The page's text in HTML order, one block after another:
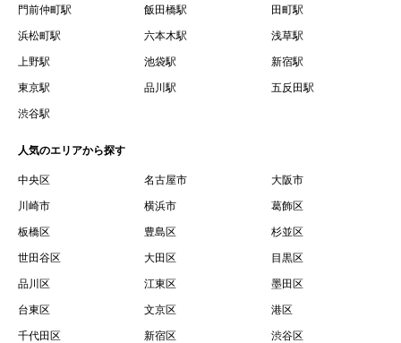
借契約書およびオプション注文書を意味します。
９.「契約期間開始日」とは、定期建物賃貸借契約（以下
「賃貸借契約」と言います）の開始日のことで、利用者の
賃借権が発生する日を意味します。
するために、選んだ物件を保留することを意味します。
１１.「予約情報」とは、物件を予約するために必要な当社
所定の情報を意味します。物件情報や期間、オプション等
１２.「キャンセル」とは、賃貸借契約締結後から契約期間
開始日前までに、利用者が賃貸借契約を解除することを意
味します。
１３.「中途解約」とは、賃貸借契約期間の途中で、利用者
門前仲町駅 飯田橋駅 田町駅
浜松町駅 六本木駅 浅草駅
上野駅 池袋駅 新宿駅
東京駅 品川駅 五反田駅
渋谷駅
人気のエリアから探す
中央区 名古屋市 大阪市
川崎市 横浜市 葛飾区
板橋区 豊島区 杉並区
世田谷区 大田区 目黒区
品川区 江東区 墨田区
台東区 文京区 港区
千代田区 新宿区 渋谷区